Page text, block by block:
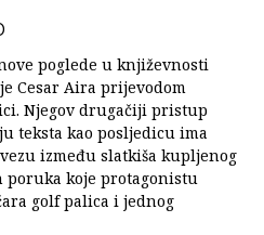
poglede u književnosti
Cesar Aira prijevodom
Njegov drugačiji pristup
teksta kao posljedicu ima
između slatkiša kupljenog
koje protagonistu
golf palica i jednog